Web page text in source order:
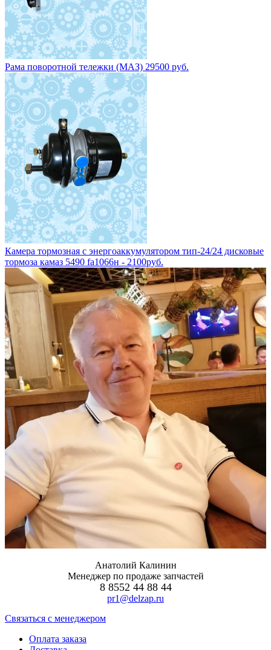
Рама поворотной тележки (МАЗ) 29500 руб.
Камера тормозная с энергоаккумулятором тип-24/24 дисковые
тормоза камаз 5490 fa1066н - 2100руб.
Анатолий Калинин
Менеджер по продаже запчастей
8 8552 44 88 44
pr1@delzap.ru
Cвязаться с менеджером
Оплата заказа